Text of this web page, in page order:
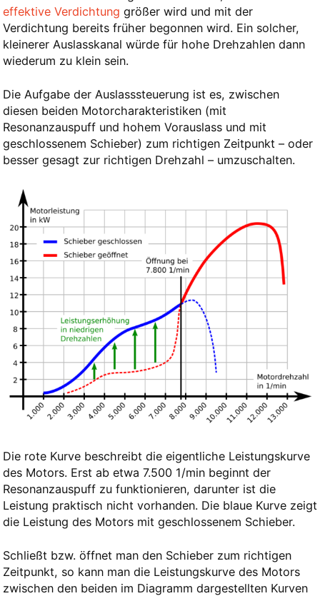
effektive Verdichtung größer wird und mit der
Verdichtung bereits früher begonnen wird. Ein solcher,
kleinerer Auslasskanal würde für hohe Drehzahlen dann
wiederum zu klein sein.
Die Aufgabe der Auslasssteuerung ist es, zwischen
diesen beiden Motorcharakteristiken (mit
Resonanzauspuff und hohem Vorauslass und mit
geschlossenem Schieber) zum richtigen Zeitpunkt – oder
besser gesagt zur richtigen Drehzahl – umzuschalten.
Die rote Kurve beschreibt die eigentliche Leistungskurve
des Motors. Erst ab etwa 7.500 1/min beginnt der
Resonanzauspuff zu funktionieren, darunter ist die
Leistung praktisch nicht vorhanden. Die blaue Kurve zeigt
die Leistung des Motors mit geschlossenem Schieber.
Schließt bzw. öffnet man den Schieber zum richtigen
Zeitpunkt, so kann man die Leistungskurve des Motors
zwischen den beiden im Diagramm dargestellten Kurven